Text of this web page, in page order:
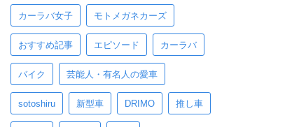
カーラバ女子 モトメガネカーズ
おすすめ記事 エピソード カーラバ
バイク 芸能人・有名人の愛車
sotoshiru 新型車 DRIMO 推し車